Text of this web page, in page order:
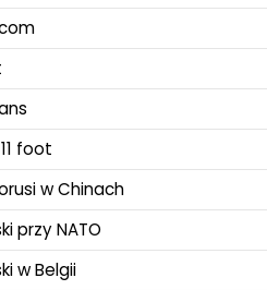
foot
w Chinach
przy NATO
w Belgii